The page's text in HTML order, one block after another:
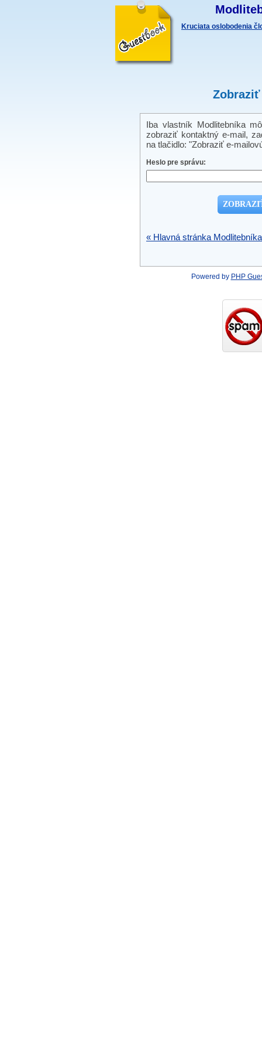
Kruciata oslobodenia
Iba vlastník Modlitebníka
zobraziť kontaktný e-mail,
na tlačidlo: "Zobraziť e-
Heslo pre správu:
« Hlavná stránka Modlitebníka
Powered by PHP